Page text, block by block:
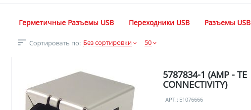
Герметичные Разъемы USB Переходники USB Разъемы USB
Сортировать по: Без сортировки 50
5787834-1 (AMP - TE
CONNECTIVITY)
АРТ.: E1076666